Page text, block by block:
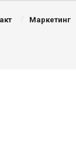
Маркетинг